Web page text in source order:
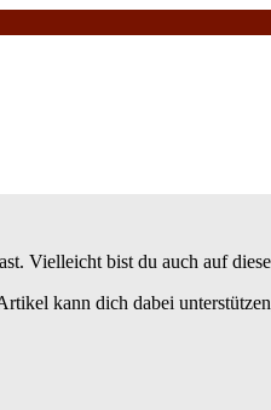
Vielleicht bist du auch auf
kann dich dabei